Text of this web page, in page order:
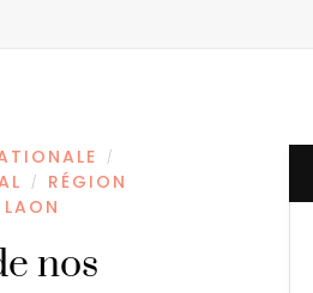
/
/
RÉGION
nos